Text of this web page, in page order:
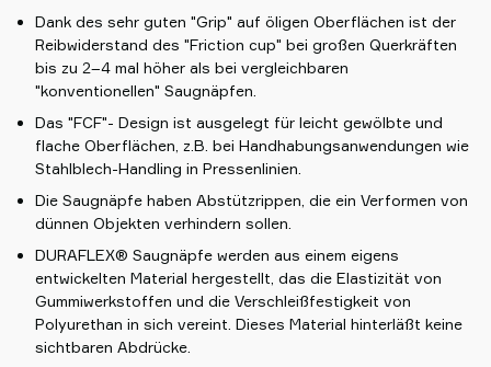
Dank des sehr guten "Grip" auf öligen Oberflächen ist der
Reibwiderstand des "Friction cup" bei großen Querkräften
bis zu 2–4 mal höher als bei vergleichbaren
"konventionellen" Saugnäpfen.
Das "FCF"- Design ist ausgelegt für leicht gewölbte und
flache Oberflächen, z.B. bei Handhabungsanwendungen wie
Stahlblech-Handling in Pressenlinien.
Die Saugnäpfe haben Abstützrippen, die ein Verformen von
dünnen Objekten verhindern sollen.
DURAFLEX® Saugnäpfe werden aus einem eigens
entwickelten Material hergestellt, das die Elastizität von
Gummiwerkstoffen und die Verschleißfestigkeit von
Polyurethan in sich vereint. Dieses Material hinterläßt keine
sichtbaren Abdrücke.